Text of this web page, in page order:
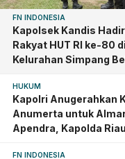
FN INDONESIA
Kapolsek Kandis
Rakyat HUT RI ke-80 di
Kelurahan Simpang
HUKUM
Kapolri Anugerahkan
Anumerta untuk
Apendra, Kapolda
FN INDONESIA